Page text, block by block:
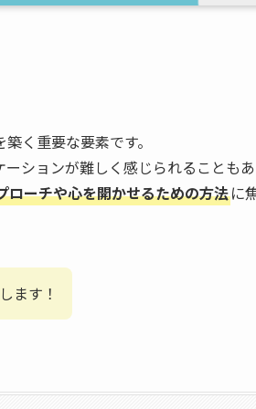
く重要な要素です。
ションが難しく感じられることもあ
ローチや心を開かせるための方法に
ます！